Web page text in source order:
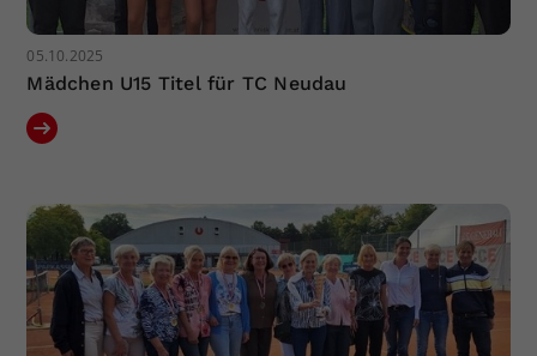
05.10.2025
Mädchen U15 Titel für TC Neudau